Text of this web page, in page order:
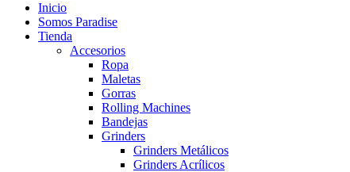
Inicio
Somos Paradise
Tienda
Accesorios
Ropa
Maletas
Gorras
Rolling Machines
Bandejas
Grinders
Grinders Metálicos
Grinders Acrílicos